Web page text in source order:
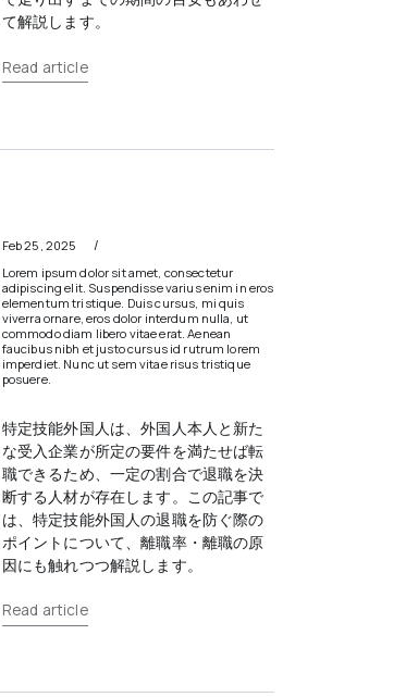
て解説します。
Read article
Feb 25, 2025 /
Lorem ipsum dolor sit amet, consectetur
adipiscing elit. Suspendisse varius enim in eros
elementum tristique. Duis cursus, mi quis
viverra ornare, eros dolor interdum nulla, ut
commodo diam libero vitae erat. Aenean
faucibus nibh et justo cursus id rutrum lorem
imperdiet. Nunc ut sem vitae risus tristique
posuere.
特定技能外国人は、外国人本人と新た
な受入企業が所定の要件を満たせば転
職できるため、一定の割合で退職を決
断する人材が存在します。この記事で
は、特定技能外国人の退職を防ぐ際の
ポイントについて、離職率・離職の原
因にも触れつつ解説します。
Read article